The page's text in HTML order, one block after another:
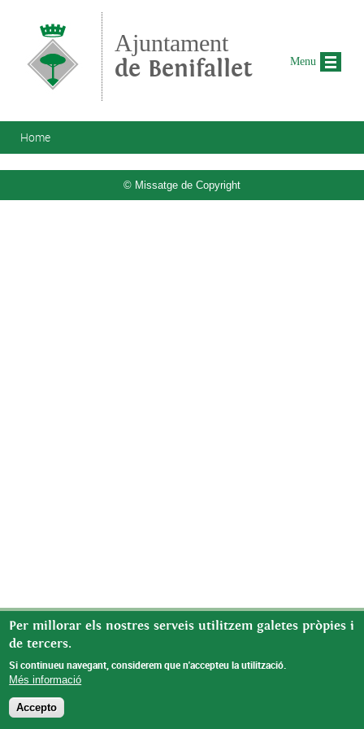
Ajuntament
de Benifallet
You are here
Home
© Missatge de Copyright
Menu
Per millorar els nostres serveis utilitzem galetes pròpies i
de tercers.
Si continueu navegant, considerem que n'accepteu la utilització.
Més informació
Accepto